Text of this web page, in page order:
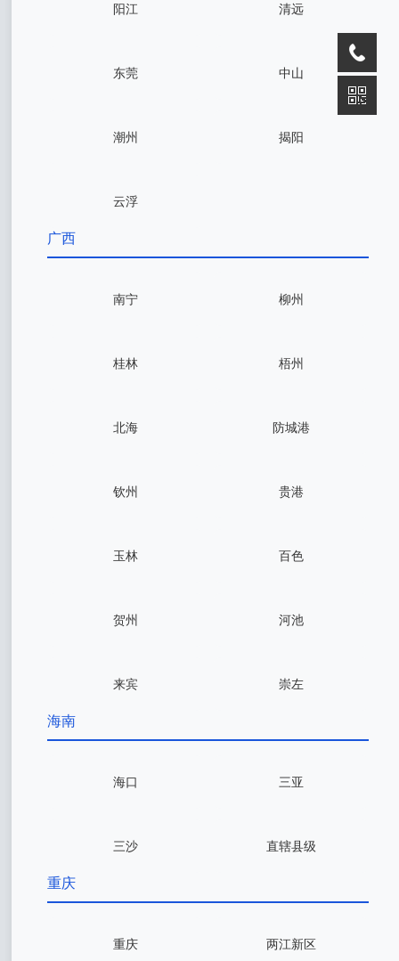
阳江 清远
东莞 中山
潮州 揭阳
云浮
广西
南宁 柳州
桂林 梧州
北海 防城港
钦州 贵港
玉林 百色
贺州 河池
来宾 崇左
海南
海口 三亚
三沙 直辖县级
重庆
重庆 两江新区